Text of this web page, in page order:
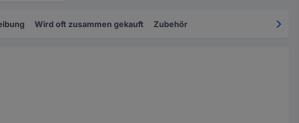
Wird oft zusammen gekauft Zubehör